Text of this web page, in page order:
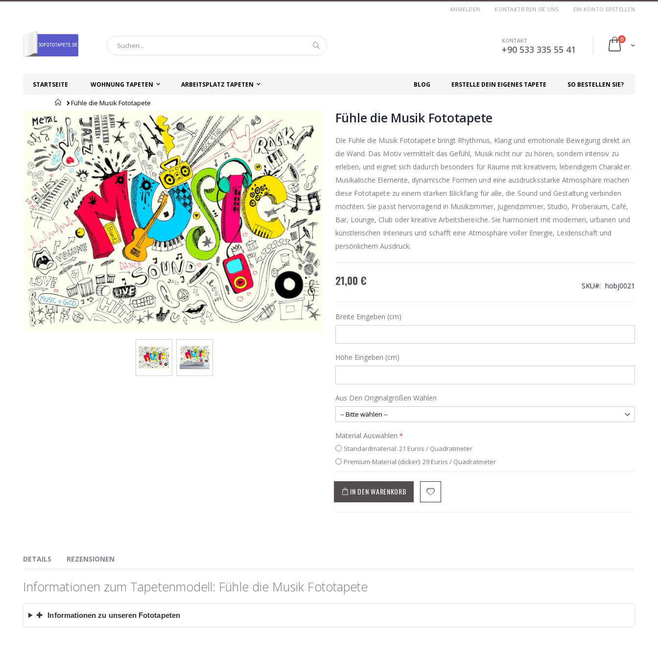
ANMELDEN KONTAKTIEREN SIE UNS EIN KONTO ERSTELLEN
Cart
0Artikel
Suche KONTAKT
+90 533 335 55 41
STARTSEITE WOHNUNG TAPETEN ARBEITSPLATZ TAPETEN SO BESTELLEN SIE?
ERSTELLE DEIN EIGENES TAPETE
BLOG
Startseite
Fühle die Musik Fototapete
Ende
der
Bildgalerie
springen
Anfang
der
Bildgalerie
springen
Fühle die Musik Fototapete
Die Fühle die Musik Fototapete bringt Rhythmus, Klang und emotionale Bewegung direkt an
die Wand. Das Motiv vermittelt das Gefühl, Musik nicht nur zu hören, sondern intensiv zu
erleben, und eignet sich dadurch besonders für Räume mit kreativem, lebendigem Charakter.
Musikalische Elemente, dynamische Formen und eine ausdrucksstarke Atmosphäre machen
diese Fototapete zu einem starken Blickfang für alle, die Sound und Gestaltung verbinden
möchten. Sie passt hervorragend in Musikzimmer, Jugendzimmer, Studio, Proberaum, Café,
Bar, Lounge, Club oder kreative Arbeitsbereiche. Sie harmoniert mit modernen, urbanen und
künstlerischen Interieurs und schafft eine Atmosphäre voller Energie, Leidenschaft und
persönlichem Ausdruck.
21,00 € SKU hobj0021
Breite Eingeben (cm)
Höhe Eingeben (cm)
Aus Den Originalgrößen Wählen
Material Auswählen
Standardmaterial: 21 Euros / Quadratmeter
Premium-Material (dicker): 29 Euros / Quadratmeter
IN DEN WARENKORB
DETAILS
Informationen zum Tapetenmodell: Fühle die Musik Fototapete
✚ Informationen zu unseren Fototapeten
REZENSIONEN